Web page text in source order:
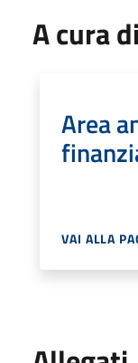
A cura di
Area
VAI ALLA